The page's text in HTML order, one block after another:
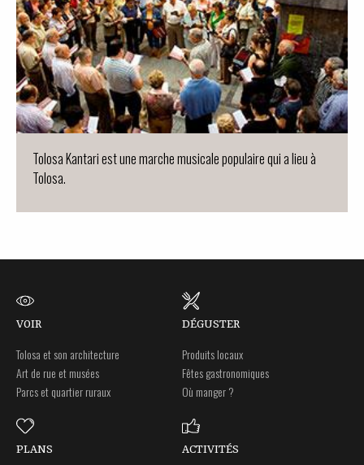
Tolosa Kantari est une marche musicale populaire qui a lieu à
Tolosa.
VOIR
Tolosa et son architecture
Art de rue et musées
Parcs et quartier ruraux
DÉGUSTER
Produits locaux
Fêtes gastronomiques
Où manger ?
PLANS ACTIVITÉS